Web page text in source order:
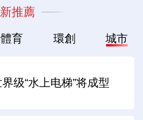
推薦
體育 環創 城市
级“水上电梯”将成型